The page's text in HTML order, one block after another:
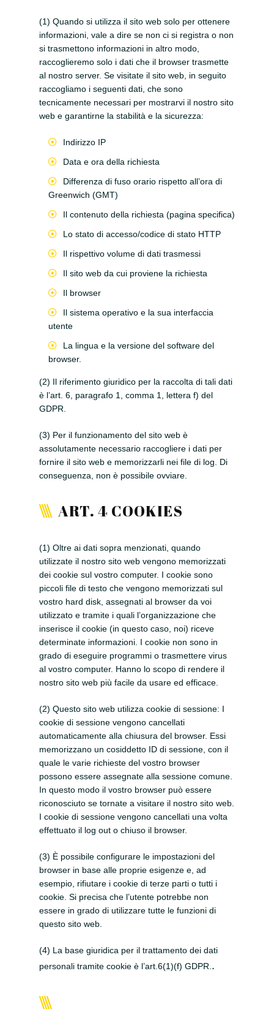
(1) Quando si utilizza il sito web solo per ottenere
informazioni, vale a dire se non ci si registra o non
si trasmettono informazioni in altro modo,
raccoglieremo solo i dati che il browser trasmette
al nostro server. Se visitate il sito web, in seguito
raccogliamo i seguenti dati, che sono
tecnicamente necessari per mostrarvi il nostro sito
web e garantirne la stabilità e la sicurezza:
Indirizzo IP
Data e ora della richiesta
Differenza di fuso orario rispetto all’ora di
Greenwich (GMT)
Il contenuto della richiesta (pagina specifica)
Lo stato di accesso/codice di stato HTTP
Il rispettivo volume di dati trasmessi
Il sito web da cui proviene la richiesta
Il browser
Il sistema operativo e la sua interfaccia
utente
La lingua e la versione del software del
browser.
(2) Il riferimento giuridico per la raccolta di tali dati
è l’art. 6, paragrafo 1, comma 1, lettera f) del
GDPR.
(3) Per il funzionamento del sito web è
assolutamente necessario raccogliere i dati per
fornire il sito web e memorizzarli nei file di log. Di
conseguenza, non è possibile ovviare.
ART. 4 COOKIES
(1) Oltre ai dati sopra menzionati, quando
utilizzate il nostro sito web vengono memorizzati
dei cookie sul vostro computer. I cookie sono
piccoli file di testo che vengono memorizzati sul
vostro hard disk, assegnati al browser da voi
utilizzato e tramite i quali l’organizzazione che
inserisce il cookie (in questo caso, noi) riceve
determinate informazioni. I cookie non sono in
grado di eseguire programmi o trasmettere virus
al vostro computer. Hanno lo scopo di rendere il
nostro sito web più facile da usare ed efficace.
(2) Questo sito web utilizza cookie di sessione: I
cookie di sessione vengono cancellati
automaticamente alla chiusura del browser. Essi
memorizzano un cosiddetto ID di sessione, con il
quale le varie richieste del vostro browser
possono essere assegnate alla sessione comune.
In questo modo il vostro browser può essere
riconosciuto se tornate a visitare il nostro sito web.
I cookie di sessione vengono cancellati una volta
effettuato il log out o chiuso il browser.
(3) È possibile configurare le impostazioni del
browser in base alle proprie esigenze e, ad
esempio, rifiutare i cookie di terze parti o tutti i
cookie. Si precisa che l’utente potrebbe non
essere in grado di utilizzare tutte le funzioni di
questo sito web.
(4) La base giuridica per il trattamento dei dati
personali tramite cookie è l’art.6(1)(f) GDPR. .